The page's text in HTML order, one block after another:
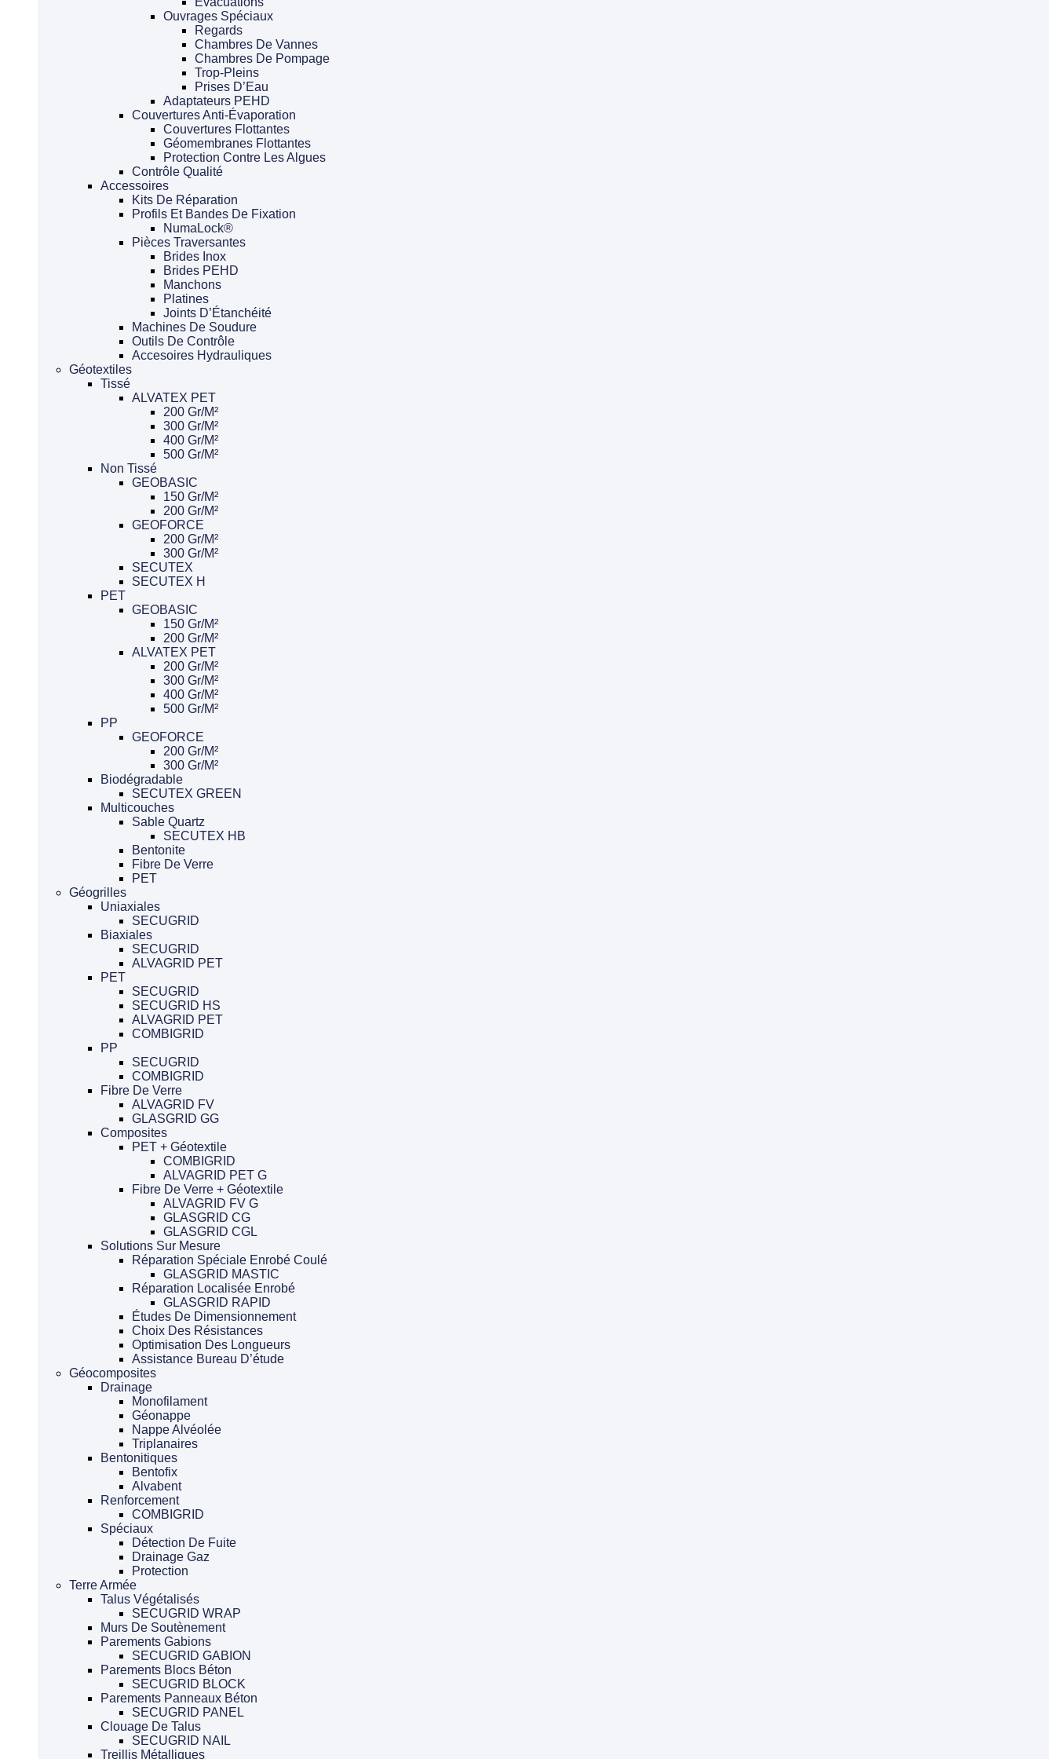
Ouvrages Spéciaux
Regards
Chambres De Vannes
Chambres De Pompage
Trop-Pleins
Prises D’Eau
Adaptateurs PEHD
Couvertures Anti-Évaporation
Couvertures Flottantes
Géomembranes Flottantes
Protection Contre Les Algues
Contrôle Qualité
Accessoires
Kits De Réparation
Profils Et Bandes De Fixation
NumaLock®
Pièces Traversantes
Brides Inox
Brides PEHD
Manchons
Platines
Joints D’Étanchéité
Machines De Soudure
Outils De Contrôle
Accesoires Hydrauliques
Géotextiles
Tissé
ALVATEX PET
200 Gr/m²
300 Gr/m²
400 Gr/m²
500 Gr/m²
Non Tissé
GEOBASIC
150 Gr/m²
200 Gr/m²
GEOFORCE
200 Gr/m²
300 Gr/m²
SECUTEX
SECUTEX H
PET
GEOBASIC
150 Gr/m²
200 Gr/m²
ALVATEX PET
200 Gr/m²
300 Gr/m²
400 Gr/m²
500 Gr/m²
PP
GEOFORCE
200 Gr/m²
300 Gr/m²
Biodégradable
SECUTEX GREEN
Multicouches
Sable Quartz
SECUTEX HB
Bentonite
Fibre De Verre
PET
Géogrilles
Uniaxiales
SECUGRID
Biaxiales
SECUGRID
ALVAGRID PET
PET
SECUGRID
SECUGRID HS
ALVAGRID PET
COMBIGRID
PP
SECUGRID
COMBIGRID
Fibre De Verre
ALVAGRID FV
GLASGRID GG
Composites
PET + Géotextile
COMBIGRID
ALVAGRID PET G
Fibre De Verre + Géotextile
ALVAGRID FV G
GLASGRID CG
GLASGRID CGL
Solutions Sur Mesure
Réparation Spéciale Enrobé Coulé
GLASGRID MASTIC
Réparation Localisée Enrobé
GLASGRID RAPID
Études De Dimensionnement
Choix Des Résistances
Optimisation Des Longueurs
Assistance Bureau D’étude
Géocomposites
Drainage
Monofilament
Géonappe
Nappe Alvéolée
Triplanaires
Bentonitiques
Bentofix
Alvabent
Renforcement
COMBIGRID
Spéciaux
Détection De Fuite
Drainage Gaz
Protection
Terre Armée
Talus Végétalisés
SECUGRID WRAP
Murs De Soutènement
Parements Gabions
SECUGRID GABION
Parements Blocs Béton
SECUGRID BLOCK
Parements Panneaux Béton
SECUGRID PANEL
Clouage De Talus
SECUGRID NAIL
Treillis Métalliques